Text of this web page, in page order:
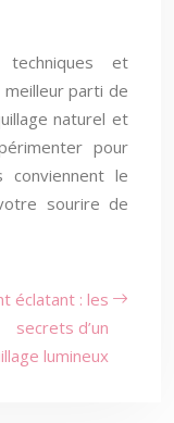
et
parti de
naturel et
pour
conviennent le
sourire de
éclatant : les
secrets d’un
lumineux